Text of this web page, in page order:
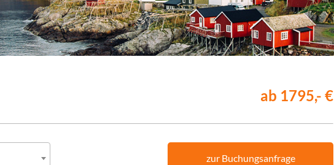
ab 1795,- €
zur Buchungsanfrage